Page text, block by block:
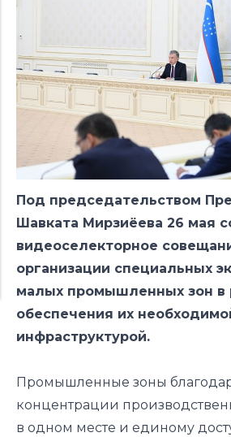
Под председательством
Шавката Мирзиёева 26 мая
видеоселекторное
организации специальных
малых промышленных зон в
обеспечения их
инфраструктурой.
Промышленные зоны
концентрации
в одном месте и единому